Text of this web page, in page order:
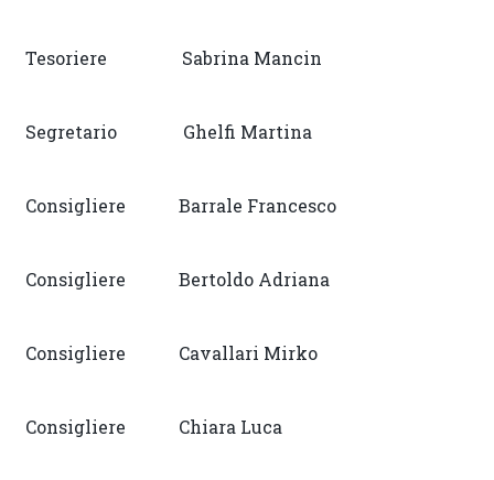
Tesoriere Sabrina Mancin
Segretario Ghelfi Martina
Consigliere Barrale Francesco
Consigliere Bertoldo Adriana
Consigliere Cavallari Mirko
Consigliere Chiara Luca